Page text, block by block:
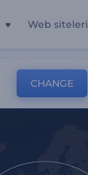
Web siteleri
CHANGE